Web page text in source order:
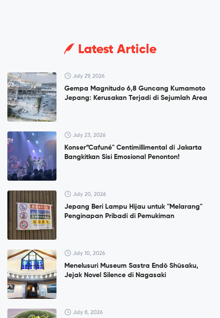
Latest Article
July 29, 2026
Gempa Magnitudo 6,8 Guncang Kumamoto
Jepang: Kerusakan Terjadi di Sejumlah Area
July 23, 2026
Konser”Cafuné" Centimillimental di Jakarta
Bangkitkan Sisi Emosional Penonton!
July 20, 2026
Jepang Beri Lampu Hijau untuk "Melarang"
Penginapan Pribadi di Pemukiman
July 10, 2026
Menelusuri Museum Sastra Endō Shūsaku,
Jejak Novel Silence di Nagasaki
July 8, 2026